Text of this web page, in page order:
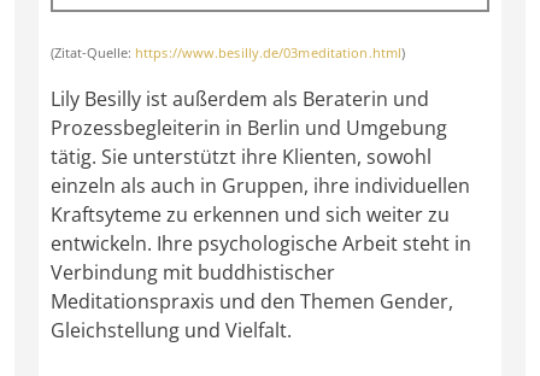
(Zitat-Quelle: https://www.besilly.de/03meditation.html)
Lily Besilly ist außerdem als Beraterin und
Prozessbegleiterin in Berlin und Umgebung
tätig. Sie unterstützt ihre Klienten, sowohl
einzeln als auch in Gruppen, ihre individuellen
Kraftsyteme zu erkennen und sich weiter zu
entwickeln. Ihre psychologische Arbeit steht in
Verbindung mit buddhistischer
Meditationspraxis und den Themen Gender,
Gleichstellung und Vielfalt.